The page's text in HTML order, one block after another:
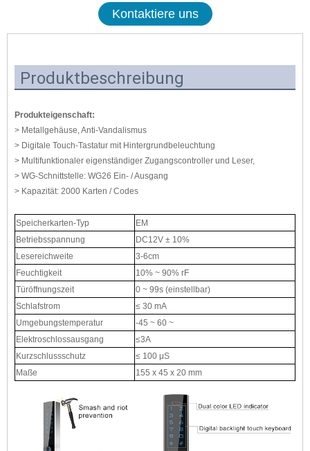
Kontaktiere uns
Produktbeschreibung
Produkteigenschaft:
> Metallgehäuse, Anti-Vandalismus
> Digitale Touch-Tastatur mit Hintergrundbeleuchtung
> Multifunktionaler eigenständiger Zugangscontroller und Leser,
> WG-Schnittstelle: WG26 Ein- / Ausgang
> Kapazität: 2000 Karten / Codes
Speicherkarten-Typ
EM
Betriebsspannung
DC12V ± 10%
Lesereichweite
3-6cm
Feuchtigkeit
10% ~ 90% rF
Türöffnungszeit
0 ~ 99s (einstellbar)
Schlafstrom
≤ 30 mA
Umgebungstemperatur
-45 ~ 60 ~
Elektroschlossausgang
≤3A
Kurzschlussschutz
≤ 100 μS
Maße
155 x 45 x 20 mm